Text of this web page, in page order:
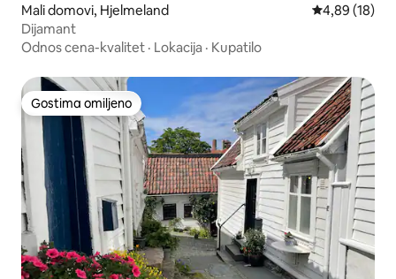
Mali domovi, Hjelmeland Prosečna
4,89 (18)
Dijamant
Odnos cena-kvalitet · Lokacija · Kupatilo
Gostima omiljeno
Gostima omiljeno